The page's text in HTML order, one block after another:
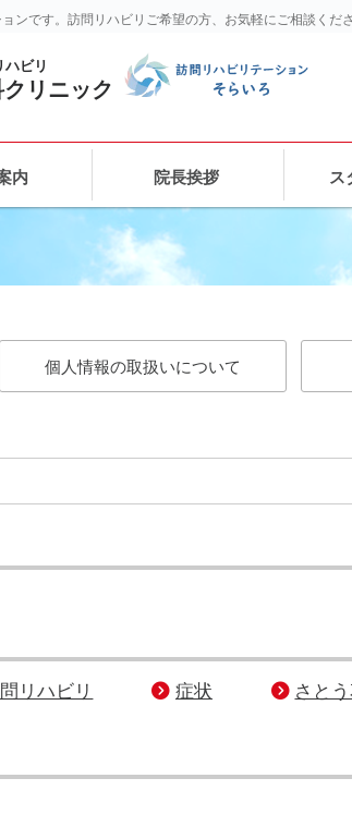
ンです。訪問リハビリご希望の方、お気軽にご相談くださ
ビリ
リニック
内 院長挨拶 ス
個人情報の取扱いについて
リハビリ 症状 さと